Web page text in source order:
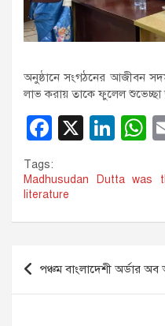
অনুষ্ঠানে সংগঠনের আজীবন
লাভ করায় তাকে ফুলেল শুভেচ্ছা
F
a
c
e
b
o
k
X
Li
k
dI A
p
Tags:
Madhusudan Dutta was
literature
Post
navigation
পঞ্চম বাংলাদেশী অর্ডার